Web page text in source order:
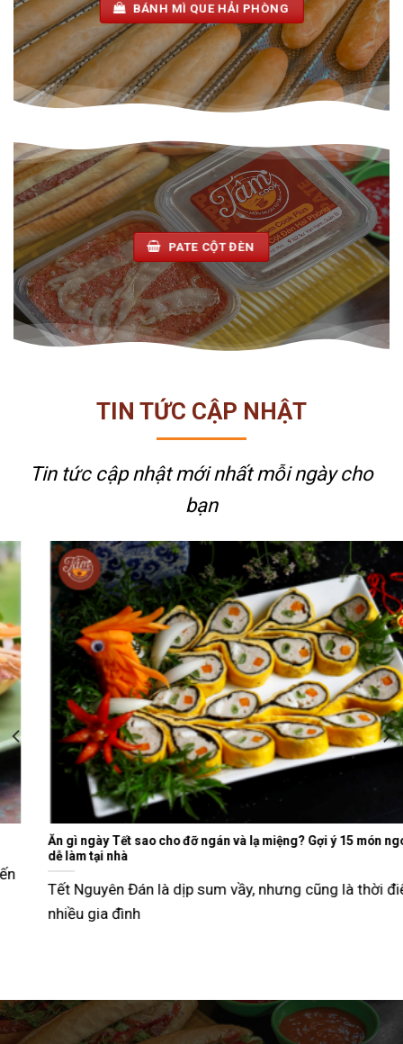
BÁNH MÌ QUE HẢI PHÒNG
PATE CỘT ĐÈN
TIN TỨC CẬP NHẬT
Tin tức cập nhật mới nhấtmỗi ngày cho
bạn
Ăn gì ngày Tết sao cho đỡ ngán và lạ miệng? Gợi ý 15 món ngon
dễ làm tại nhà
Tết Nguyên Đán là dịp sum vầy, nhưng cũng là thời điểm
nhiều gia đình